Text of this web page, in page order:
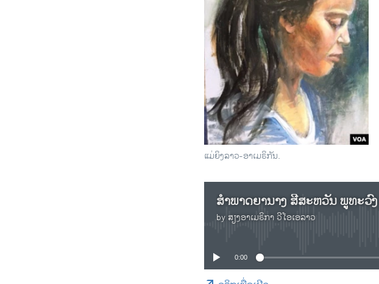
ແມ່ຍິງລາວ-ອາເມຣິກັນ.
ສຳພາດຍານາງ ສີສະຫວັນ ພູທະວົງ
by ສຽງອາເມຣິກາ ວີໂອເອລາວ
0:00